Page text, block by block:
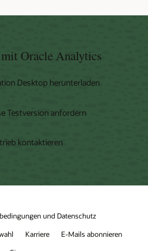
Oracle Analytics
Desktop herunterladen
Testversion anfordern
kontaktieren
und Datenschutz
Karriere
E-Mails abonnieren